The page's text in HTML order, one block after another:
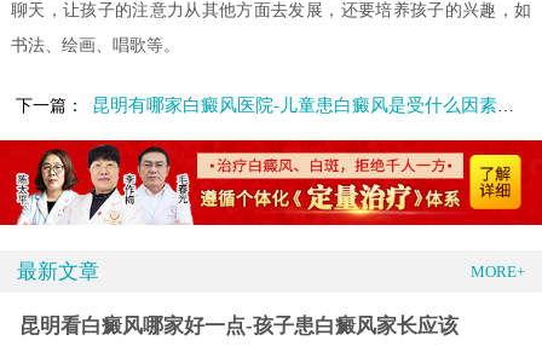
聊天，让孩子的注意力从其他方面去发展，还要培养孩子的兴趣，如
书法、绘画、唱歌等。
下一篇： 昆明有哪家白癜风医院-儿童患白癜风是受什么因素影响呢
最新文章 MORE+
昆明看白癜风哪家好一点-孩子患白癜风家长应该